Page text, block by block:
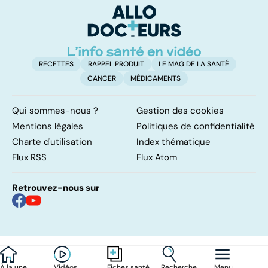
l'artère
pulmonaire
RECETTES RAPPEL PRODUIT
LE MAG DE LA SANTÉ
CANCER
MÉDICAMENTS
Qui sommes-nous ?
Gestion des cookies
Mentions légales
Politiques de confidentialité
Charte d'utilisation
Index thématique
Flux RSS
Flux Atom
Retrouvez-nous sur